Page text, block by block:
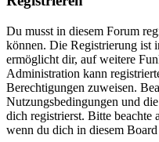
Du musst in diesem Forum
können. Die Registrierung ist
ermöglicht dir, auf weitere
Administration kann
Berechtigungen zuweisen.
Nutzungsbedingungen und
dich registrierst. Bitte beachte
wenn du dich in diesem Board